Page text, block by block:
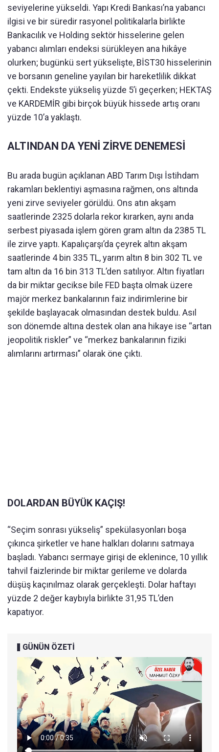
seviyelerine yükseldi. Yapı Kredi Bankası’na yabancı
ilgisi ve bir süredir rasyonel politikalarla birlikte
Bankacılık ve Holding sektör hisselerine gelen
yabancı alımları endeksi sürükleyen ana hikâye
olurken; bugünkü sert yükselişte, BİST30 hisselerinin
ve borsanın geneline yayılan bir hareketlilik dikkat
çekti. Endekste yükseliş yüzde 5’i geçerken; HEKTAŞ
ve KARDEMİR gibi birçok büyük hissede artış oranı
yüzde 10’a yaklaştı.
ALTINDAN DA YENİ ZİRVE DENEMESİ
Bu arada bugün açıklanan ABD Tarım Dışı İstihdam
rakamları beklentiyi aşmasına rağmen, ons altında
yeni zirve seviyeler görüldü. Ons atın akşam
saatlerinde 2325 dolarla rekor kırarken, aynı anda
serbest piyasada işlem gören gram altın da 2385 TL
ile zirve yaptı. Kapalıçarşı’da çeyrek altın akşam
saatlerinde 4 bin 335 TL, yarım altın 8 bin 302 TL ve
tam altın da 16 bin 313 TL’den satılıyor. Altın fiyatları
da bir miktar gecikse bile FED başta olmak üzere
majör merkez bankalarının faiz indirimlerine bir
şekilde başlayacak olmasından destek buldu. Asıl
son dönemde altına destek olan ana hikaye ise “artan
jeopolitik riskler” ve “merkez bankalarının fiziki
alımlarını artırması” olarak öne çıktı.
DOLARDAN BÜYÜK KAÇIŞ!
“Seçim sonrası yükseliş” spekülasyonları boşa
çıkınca şirketler ve hane halkları dolarını satmaya
başladı. Yabancı sermaye girişi de eklenince, 10 yıllık
tahvil faizlerinde bir miktar gerileme ve dolarda
düşüş kaçınılmaz olarak gerçekleşti. Dolar haftayı
yüzde 2 değer kaybıyla birlikte 31,95 TL’den
kapatıyor.
GÜNÜN ÖZETİ